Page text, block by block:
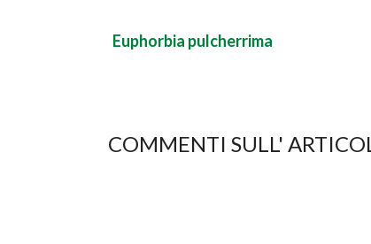
Euphorbia pulcherrima
COMMENTI SULL'